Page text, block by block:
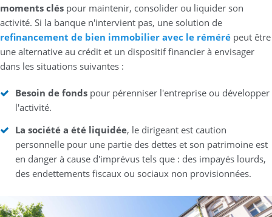
moments clés pour maintenir, consolider ou liquider son
activité. Si la banque n'intervient pas, une solution de
refinancement de bien immobilier avec le réméré peut être
une alternative au crédit et un dispositif financier à envisager
dans les situations suivantes :
Besoin de fonds pour pérenniser l'entreprise ou développer
l'activité.
La société a été liquidée, le dirigeant est caution
personnelle pour une partie des dettes et son patrimoine est
en danger à cause d'imprévus tels que : des impayés lourds,
des endettements fiscaux ou sociaux non provisionnées.